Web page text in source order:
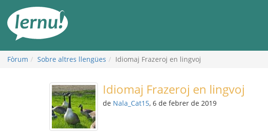
contingut
Fòrum Sobre altres llengües Idiomaj Frazeroj en lingvoj
Idiomaj Frazeroj en lingvoj
de Nala_Cat15, 6 de febrer de 2019